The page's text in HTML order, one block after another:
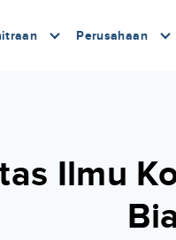
Perusahaan
Ilmu